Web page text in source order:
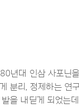
년대 인삼 사포닌
분리, 정제하는 연
발을 내딛게 되었는데